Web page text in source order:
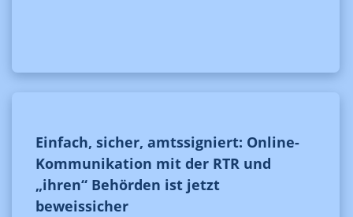
Einfach, sicher, amtssigniert: Online-
Kommunikation mit der RTR und
„ihren“ Behörden ist jetzt
beweissicher